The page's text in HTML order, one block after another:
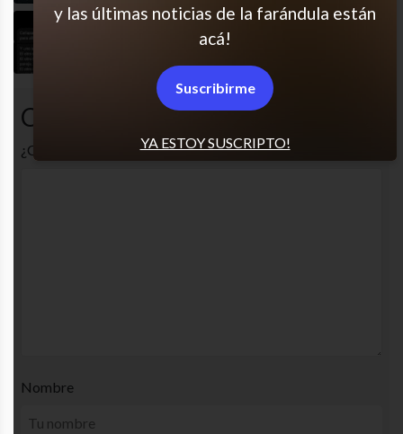
Comentarios
¿Cuál es tu opinión? Comenta!
Nombre
YA ESTOY SUSCRIPTO!
y las últimas noticias de la farándula están
acá!
Suscribirme